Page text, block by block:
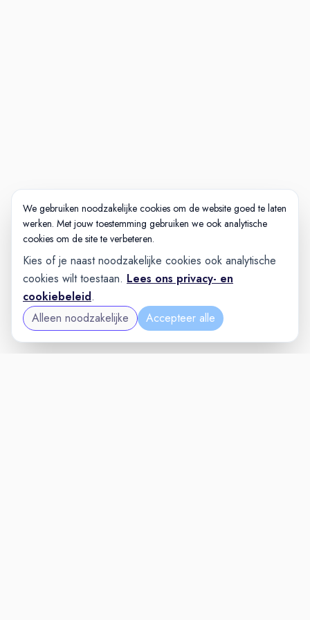
We gebruiken noodzakelijke cookies om de website goed te laten
werken. Met jouw toestemming gebruiken we ook analytische
cookies om de site te verbeteren.
Kies of je naast noodzakelijke cookies ook analytische
cookies wilt toestaan. Lees ons privacy- en
cookiebeleid.
Alleen noodzakelijke
Accepteer alle